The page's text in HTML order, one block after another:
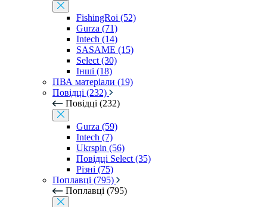
FishingRoi (52)
Gurza (71)
Intech (14)
SASAME (15)
Select (30)
Інші (18)
ПВА матеріали (19)
Повідці (232)
Повідці (232)
Gurza (59)
Intech (7)
Ukrspin (56)
Повідці Select (35)
Різні (75)
Поплавці (795)
Поплавці (795)